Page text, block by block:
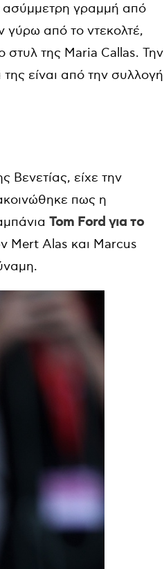
γραμμή από
γύρω από το ντεκολτέ,
της Maria Callas. Την
είναι από την συλλογή
Βενετίας, είχε την
πως η
Tom Ford για το
Mert Alas και Marcus